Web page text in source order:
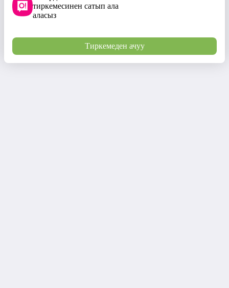
тиркемесинен сатып ала
аласыз
Тиркемеден ачуу